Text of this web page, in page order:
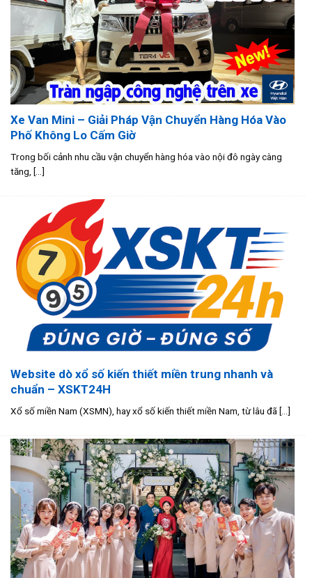
Xe Van Mini – Giải Pháp Vận Chuyển Hàng Hóa Vào
Phố Không Lo Cấm Giờ
Trong bối cảnh nhu cầu vận chuyển hàng hóa vào nội đô ngày càng
tăng, [...]
Website dò xổ số kiến thiết miền trung nhanh và
chuẩn – XSKT24H
Xổ số miền Nam (XSMN), hay xổ số kiến thiết miền Nam, từ lâu đã [...]